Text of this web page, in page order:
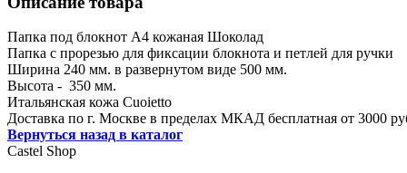
Папка под блокнот А4 кожаная Шоколад
Папка с прорезью для фиксации блокнота и петлей для ручки
Ширина 240 мм. в развернутом виде 500 мм.
Высота - 350 мм.
Итальянская кожа Cuoietto
Доставка по г. Москве в пределах МКАД бесплатная от 3000
Вернуться назад в каталог
Castel Shop